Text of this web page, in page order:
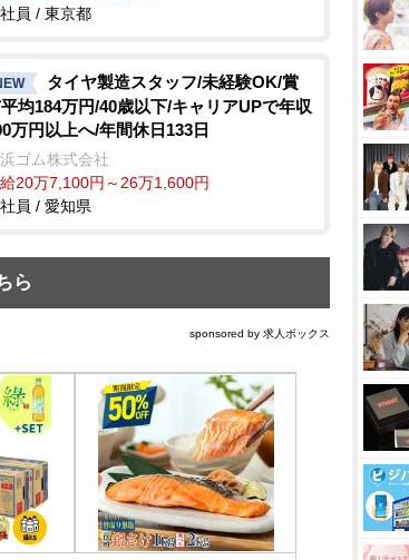
員 / 東京都
タイヤ製造スタッフ/未経験OK/賞
均184万円/40歳以下/キャリアUPで年収
万円以上へ/年間休日133日
ゴム株式会社
給20万7,100円～26万1,600円
員 / 愛知県
ら
sponsored by 求人ボックス